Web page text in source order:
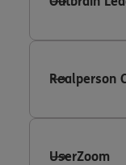
Realperson
UserZoom